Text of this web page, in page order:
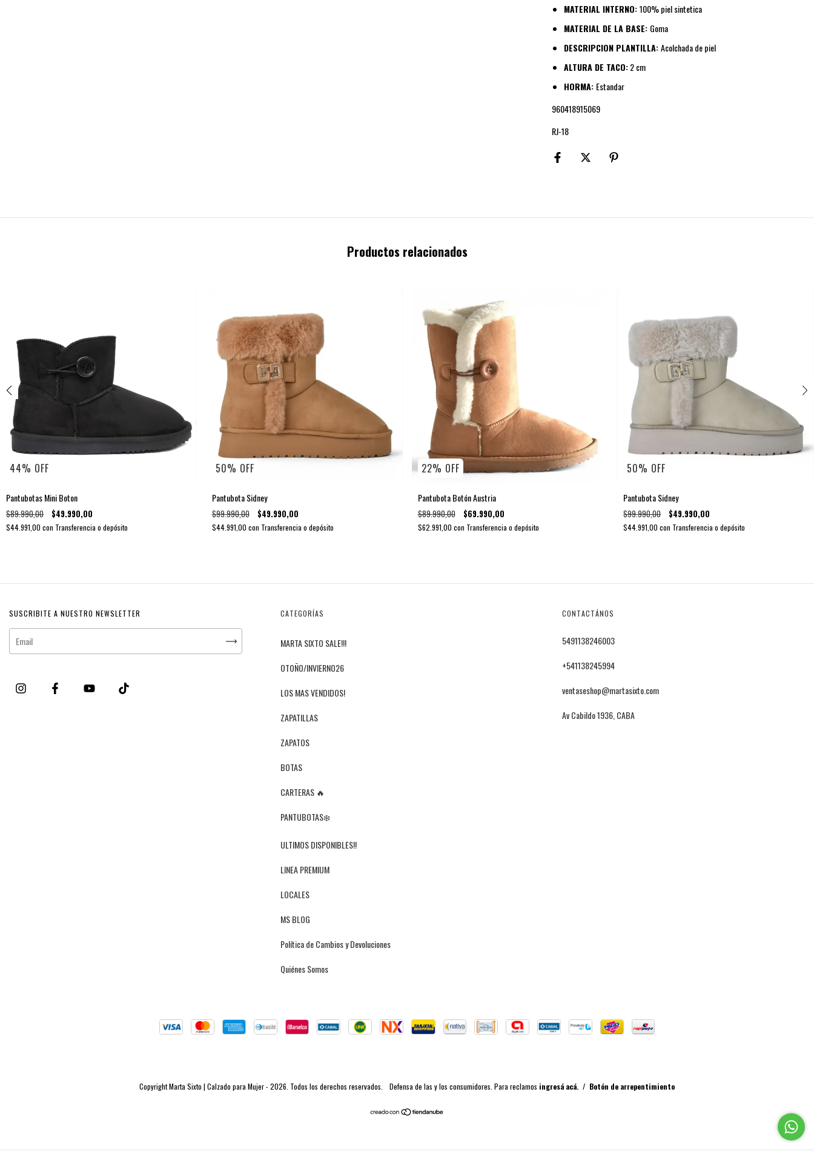
MATERIAL INTERNO:100% piel sintetica
MATERIAL DE LA BASE: Goma
DESCRIPCION PLANTILLA:Acolchada de piel
ALTURA DE TACO:2 cm
HORMA: Estandar
960418915069
RJ-18
Productos relacionados
44% OFF
Pantubotas Mini Boton
$89.990,00 $49.990,00
$44.991,00 con Transferencia o depósito
50% OFF
Pantubota Sidney
$99.990,00 $49.990,00
$44.991,00 con Transferencia o depósito
22% OFF
Pantubota Botón Austria
$89.990,00 $69.990,00
$62.991,00 con Transferencia o depósito
50% OFF
Pantubota Sidney
$99.990,00 $49.990,00
$44.991,00con Transferencia o depósito
SUSCRIBITE A NUESTRO NEWSLETTER CATEGORÍAS
MARTA SIXTO SALE!!!
OTOÑO/INVIERNO26
LOS MAS VENDIDOS!
ZAPATILLAS
ZAPATOS
BOTAS
CARTERAS 🔥
PANTUBOTAS❄️
ULTIMOS DISPONIBLES!!
LINEA PREMIUM
LOCALES
MS BLOG
Política de Cambios y Devoluciones
Quiénes Somos
CONTACTÁNOS
5491138246003
+541138245994
ventaseshop@martasixto.com
Av Cabildo 1936, CABA
Copyright Marta Sixto | Calzado para Mujer - 2026. Todos los derechos reservados. Defensa de las y los consumidores. Para reclamos ingresá acá. / Botón de arrepentimiento